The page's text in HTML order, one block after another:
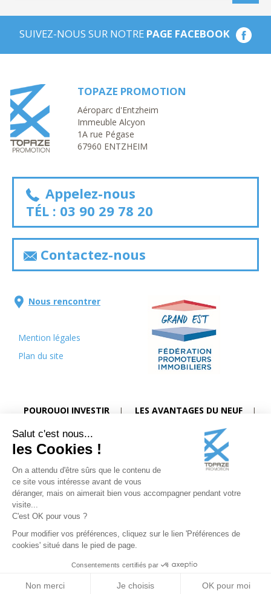
SUIVEZ-NOUS SUR NOTRE PAGE FACEBOOK
TOPAZE PROMOTION
Aéroparc d'Entzheim
Immeuble Alcyon
1A rue Pégase
67960 ENTZHEIM
Appelez-nous
TÉL : 03 90 29 78 20
Contactez-nous
Nous rencontrer
Mention légales
Plan du site
POURQUOI INVESTIR LES AVANTAGES DU NEUF
DISPOSITIF PTZ DISPOSITIF PLS
PROGRAMMES STRASBOURG NORD
PROGRAMMES STRASBOURG SUD
Salut c'est nous...
les Cookies !
On a attendu d'être sûrs que le contenu de
ce site vous intéresse avant de vous
déranger, mais on aimerait bien vous accompagner pendant votre
visite...
C'est OK pour vous ?
Pour modifier vos préférences, cliquez sur le lien 'Préférences de
cookies' situé dans le pied de page.
Consentements certifiés par
Non merci Je choisis OK pour moi